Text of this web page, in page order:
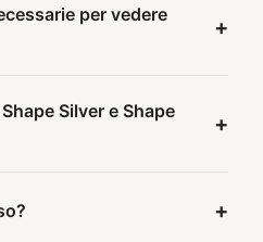
per vedere
+
Silver e Shape
+
+